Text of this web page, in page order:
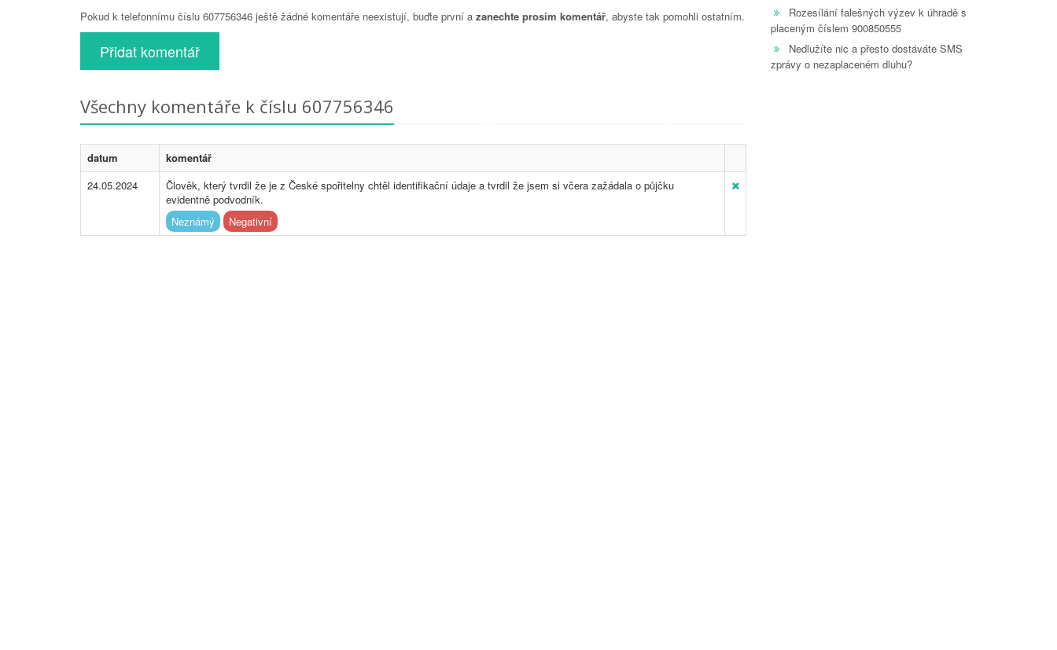
Pokud k telefonnímu číslu 607756346 ještě žádné komentáře neexistují, buďte první a zanechte prosím komentář, abyste tak pomohli ostatním.
Přidat komentář
Všechny komentáře k číslu 607756346
datum
komentář
24.05.2024
Člověk, který tvrdil že je z České spořitelny chtěl identifikační údaje a tvrdil že jsem si včera zažádala o půjčku
evidentně podvodník.
Neznámý
Negativní
Rozesílání falešných výzev k úhradě s
placeným číslem 900850555
Nedlužíte nic a přesto dostáváte SMS
zprávy o nezaplaceném dluhu?